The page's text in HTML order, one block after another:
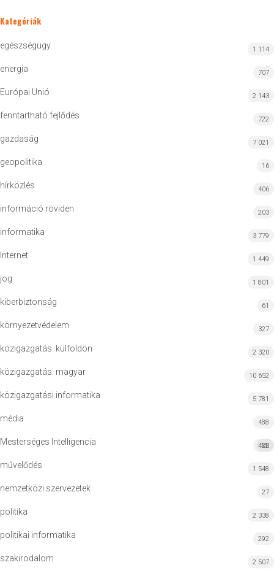
Kategóriák
egészségügy 1 114
energia 707
Európai Unió 2 143
fenntartható fejlődés 722
gazdaság 7 021
geopolitika 16
hírközlés 406
információ röviden 203
informatika 3 779
Internet 1 449
jog 1 801
kiberbiztonság 61
környezetvédelem 327
közigazgatás: külföldön 2 320
közigazgatás: magyar 10 652
közigazgatási informatika 5 781
média 488
Mesterséges Intelligencia MI
422
művelődés 1 548
nemzetközi szervezetek 27
politika 2 338
politikai informatika 292
szakirodalom 2 507